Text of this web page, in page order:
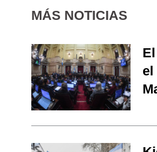
MÁS NOTICIAS
el